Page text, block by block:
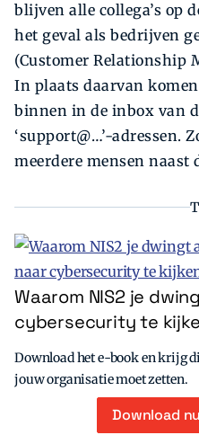
blijven alle collega’s op
het geval als bedrijven
(Customer Relationship
In plaats daarvan
binnen in de inbox van
‘support@…’-adressen.
meerdere mensen
Waarom NIS2 je
cybersecurity te
Download het e-book en krijg
jouw organisatie moet zetten.
Download nu